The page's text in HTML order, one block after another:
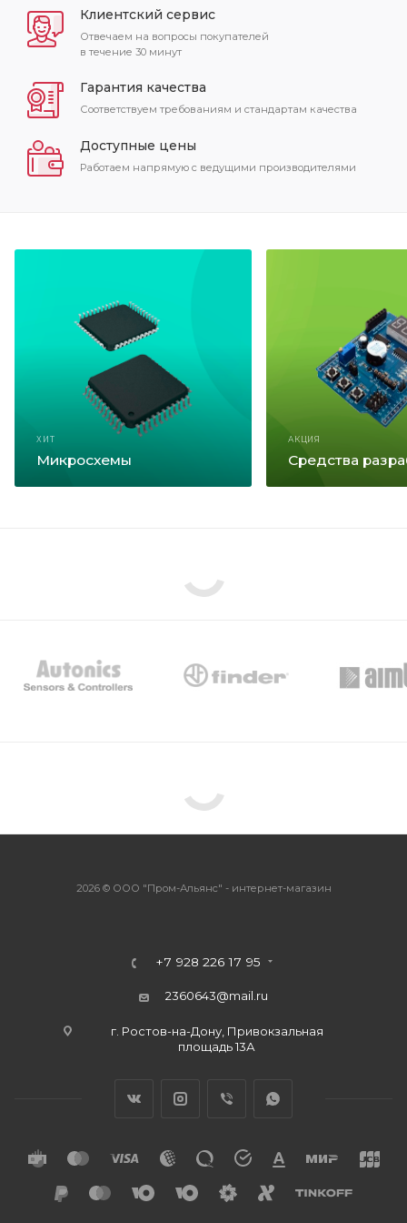
Клиентский сервис
Отвечаем на вопросы покупателей
в течение 30 минут
Гарантия качества
Соответствуем требованиям и стандартам качества
Доступные цены
Работаем напрямую с ведущими производителями
ХИТ
Микросхемы
АКЦИЯ
Средства
2026 © ООО "Пром-Альянс" - интернет-магазин
+7 928 226 17 95
2360643@mail.ru
г. Ростов-на-Дону, Привокзальная
площадь 13А